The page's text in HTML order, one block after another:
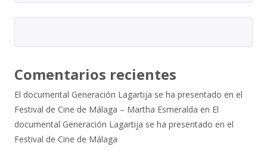
Comentarios recientes
El documental Generación Lagartija se ha presentado en el
Festival de Cine de Málaga – Martha Esmeralda en El
documental Generación Lagartija se ha presentado en el
Festival de Cine de Málaga